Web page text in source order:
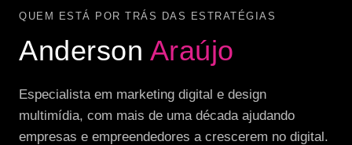
QUEM ESTÁ POR TRÁS DAS ESTRATÉGIAS
Anderson Araújo
Especialista em marketing digital e design
multimídia, com mais de uma década ajudando
empresas e empreendedores a crescerem no digital.